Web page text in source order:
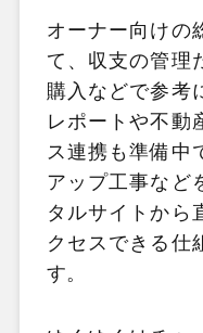
オーナー向けの
て、収支の管理
購入などで参考
レポートや不動
ス連携も準備中
アップ工事など
タルサイトから
クセスできる仕
す。